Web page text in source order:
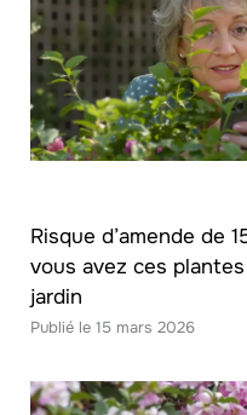
Risque d’amende de
vous avez ces
jardin
15 mars 2026